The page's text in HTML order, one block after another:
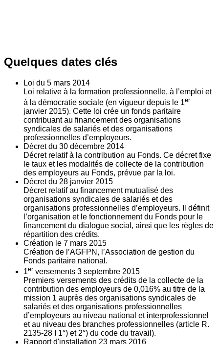
Quelques dates clés
Loi du 5 mars 2014
Loi relative à la formation professionnelle, à l’emploi et
à la démocratie sociale (en vigueur depuis le 1er
janvier 2015). Cette loi crée un fonds paritaire
contribuant au financement des organisations
syndicales de salariés et des organisations
professionnelles d’employeurs.
Décret du 30 décembre 2014
Décret relatif à la contribution au Fonds. Ce décret fixe
le taux et les modalités de collecte de la contribution
des employeurs au Fonds, prévue par la loi.
Décret du 28 janvier 2015
Décret relatif au financement mutualisé des
organisations syndicales de salariés et des
organisations professionnelles d’employeurs. Il définit
l’organisation et le fonctionnement du Fonds pour le
financement du dialogue social, ainsi que les règles de
répartition des crédits.
Création le 7 mars 2015
Création de l’AGFPN, l’Association de gestion du
Fonds paritaire national.
1er versements 3 septembre 2015
Premiers versements des crédits de la collecte de la
contribution des employeurs de 0,016% au titre de la
mission 1 auprès des organisations syndicales de
salariés et des organisations professionnelles
d’employeurs au niveau national et interprofessionnel
et au niveau des branches professionnelles (article R.
2135‐28 I 1°) et 2°) du code du travail).
Rapport d'installation 23 mars 2016